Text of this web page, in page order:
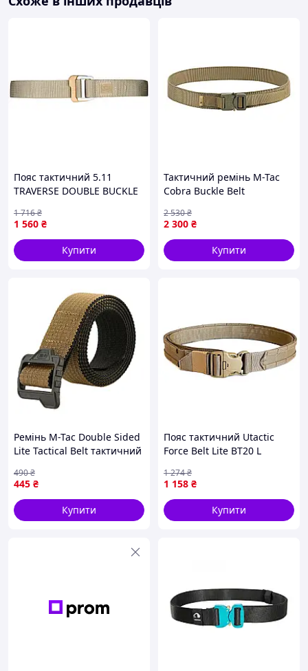
Пояс тактичний 5.11
TRAVERSE DOUBLE BUCKLE
1 560 ₴
1 716₴
Купити
Тактичний ремінь M-Tac
Cobra Buckle Belt
Cobra 25 мм Coyote 3XL
1019-TD
2 300 ₴
2 530₴
Купити
Ремінь M-Tac Double Sided
Lite Tactical Belt тактичний
40 мм 2XL 2046-TD
445 ₴
490₴
Купити
Пояс тактичний Utactic
Force Belt Lite BT20 L
1 158 ₴
1 274₴
Купити